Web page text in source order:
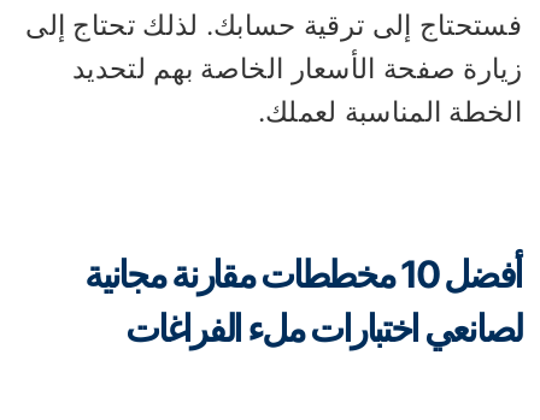
إلى ترقية حسابك. لذلك تحتاج إلى
صفحة الأسعار الخاصة بهم لتحديد
المناسبة لعملك.
أفضل 10 مخططات مقارنة مجانية
اختبارات ملء الفراغات